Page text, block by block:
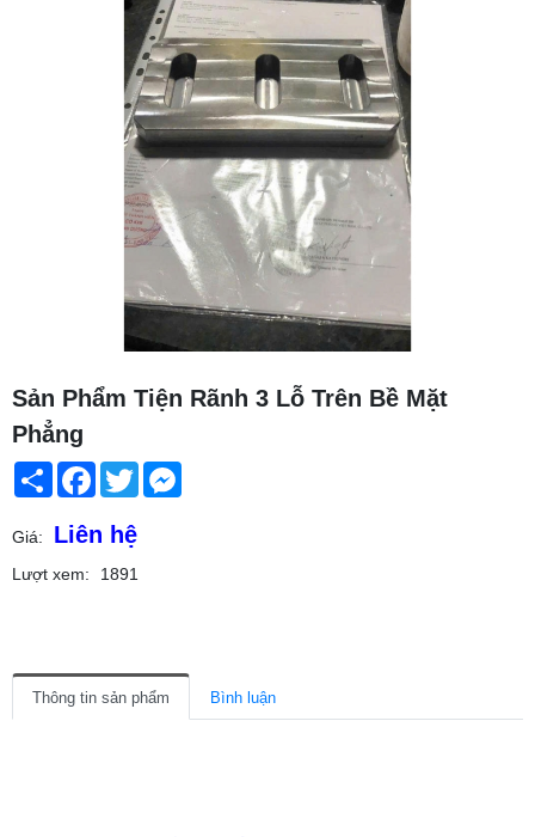
Sản Phẩm Tiện Rãnh 3 Lỗ Trên Bề Mặt
Phẳng
Share Facebook
Twitter
Giá: Liên hệ
Lượt xem: 1891
Thông tin sản phẩm Bình luận